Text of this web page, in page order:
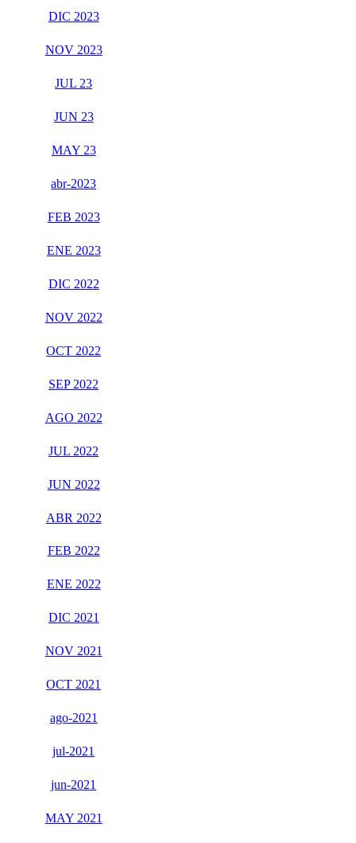
DIC 2023
NOV 2023
JUL 23
JUN 23
MAY 23
abr-2023
FEB 2023
ENE 2023
DIC 2022
NOV 2022
OCT 2022
SEP 2022
AGO 2022
JUL 2022
JUN 2022
ABR 2022
FEB 2022
ENE 2022
DIC 2021
NOV 2021
OCT 2021
ago-2021
jul-2021
jun-2021
MAY 2021